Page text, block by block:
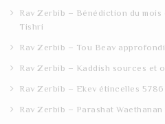
Rav Zerbib – Bénédiction du mois
Tishri
Rav Zerbib – Tou Beav
Rav Zerbib – Kaddish sources et
Rav Zerbib – Ekev étincelles 5786
Rav Zerbib – Parashat